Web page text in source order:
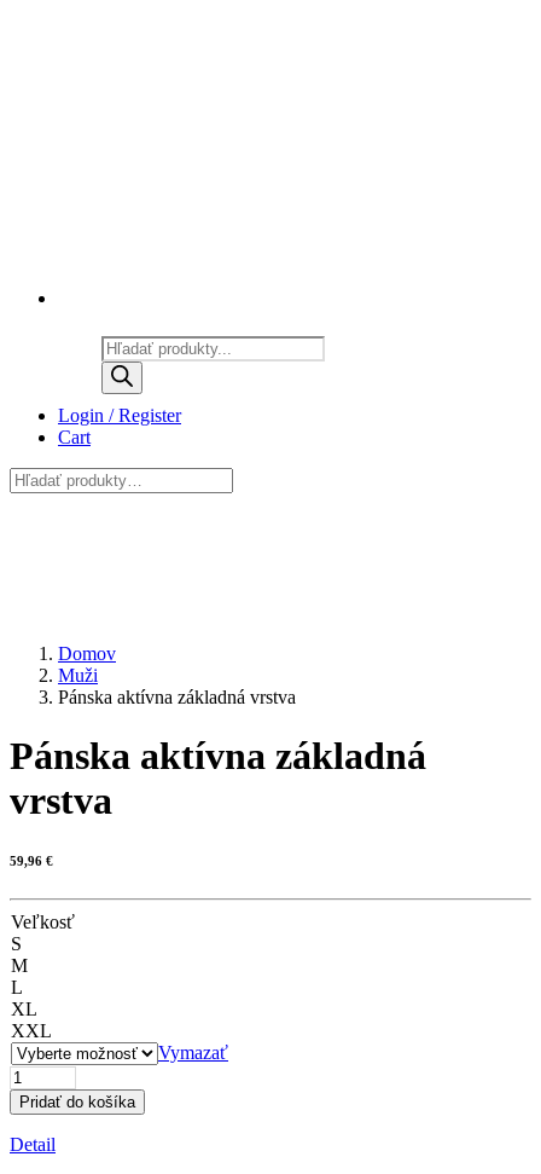
Products
search
Login / Register
Cart
Domov
Muži
Pánska aktívna základná vrstva
Pánska aktívna základná
vrstva
59,96 €
Veľkosť
S
M
L
XL
XXL
Vymazať
množstvo
Pánska
aktívna
základná
Pridať do košíka
Detail